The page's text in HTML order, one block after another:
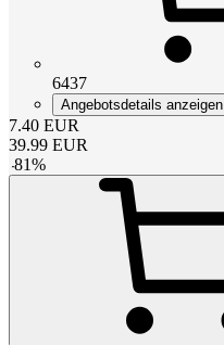
6437
Angebotsdetails anzeigen
7.40 EUR
39.99 EUR
-81%